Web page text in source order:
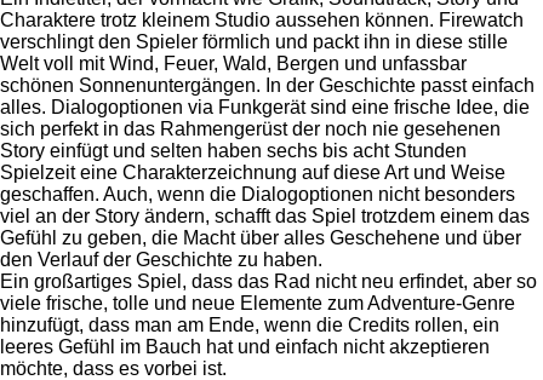
Charaktere trotz kleinem Studio aussehen können. Firewatch
verschlingt den Spieler förmlich und packt ihn in diese stille
Welt voll mit Wind, Feuer, Wald, Bergen und unfassbar
schönen Sonnenuntergängen. In der Geschichte passt einfach
alles. Dialogoptionen via Funkgerät sind eine frische Idee, die
sich perfekt in das Rahmengerüst der noch nie gesehenen
Story einfügt und selten haben sechs bis acht Stunden
Spielzeit eine Charakterzeichnung auf diese Art und Weise
geschaffen. Auch, wenn die Dialogoptionen nicht besonders
viel an der Story ändern, schafft das Spiel trotzdem einem das
Gefühl zu geben, die Macht über alles Geschehene und über
den Verlauf der Geschichte zu haben.
Ein großartiges Spiel, dass das Rad nicht neu erfindet, aber so
viele frische, tolle und neue Elemente zum Adventure-Genre
hinzufügt, dass man am Ende, wenn die Credits rollen, ein
leeres Gefühl im Bauch hat und einfach nicht akzeptieren
möchte, dass es vorbei ist.